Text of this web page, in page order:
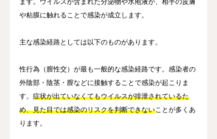
や粘膜に触れることで感染が成立します。
主な感染経路としては以下のものがあります。
性行為（膣性交）が最も一般的な感染経路です。感染者の
外陰部・陰茎・膣などに接触することで感染が起こりま
す。 症状が出ていなくてもウイルスが排泄されているた
め、見た目では感染のリスクを判断できないことが多くあ
ります。